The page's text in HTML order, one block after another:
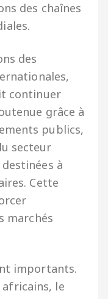
des chaînes
des
continuer
grâce à
publics,
secteur
à
Cette
marchés
importants.
le